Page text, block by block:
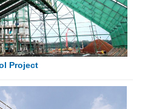
Project